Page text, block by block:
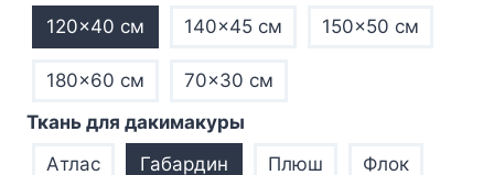
120×40 см
140×45 см 150×50 см
180×60 см
70×30 см
Ткань для дакимакуры
Атлас
Габардин Плюш
Флок